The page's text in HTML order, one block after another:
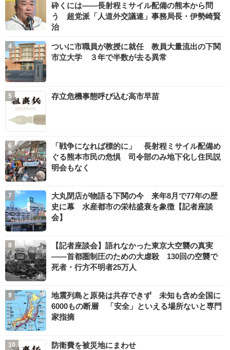
砕くには――長射程ミサイル配備の熊本から問
う 超党派「人道外交議連」事務局長・伊勢崎賢
治
ついに市職員が教授に就任 教員大量流出の下関
市立大学 ３年で半数が去る異常
存立危機事態呼び込む高市早苗
「戦争になれば標的に」 長射程ミサイル配備め
ぐる熊本市民の危惧 司令部のみ地下化し住民説
明会もなく
大丸閉店が物語る下関の今 来年8月で77年の歴
史に幕 水産都市の栄枯盛衰を象徴【記者座談
会】
【記者座談会】語れなかった東京大空襲の真実
――首都圏制圧のための大虐殺 130回の空襲で
死者・行方不明者25万人
地震列島と原発は共存できず 未知も含め全国に
6000もの断層 「安全」といえる場所ないと専門
家指摘
防衛費を被災地にまわせ